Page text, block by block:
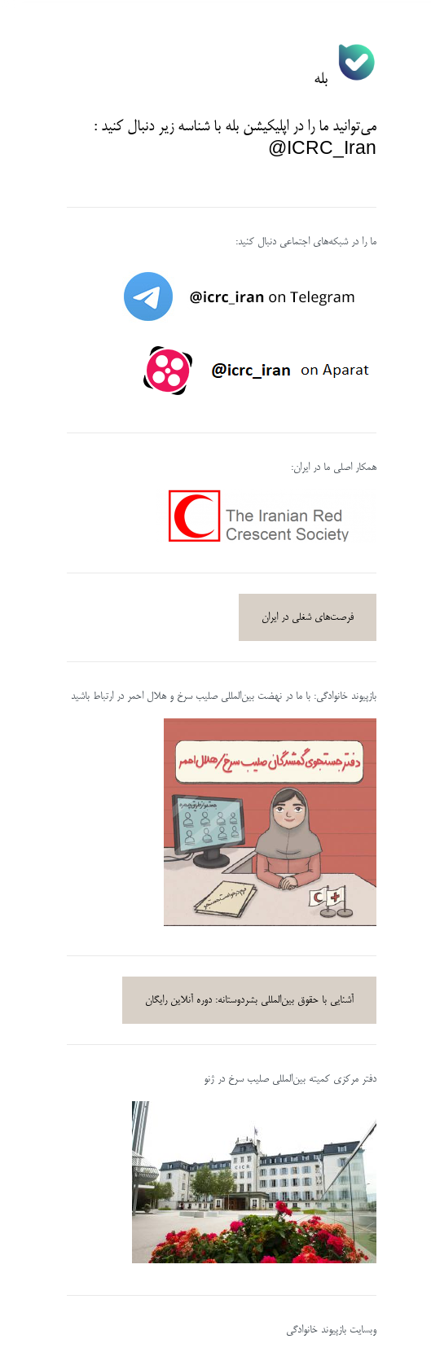
بله
می‌توانید ما را در اپلیکیشن بله با شناسه زیردنبال کنید :
ICRC_Iran@
ما را در شبکه‌های اجتماعی دنبال کنید:
همکار اصلی ما در ایران:
فرصت‌های شغلی در ایران
بازپیوند خانوادگی: با ما در نهضت بین‌المللی صلیب سرخ و هلال احمر در ارتباط باشید
آشنایی با حقوق بین‌المللی بشردوستانه: دوره آنلاین رایگان
دفتر مرکزی کمیته بین‌المللی صلیب سرخ در ژنو
وبسایت بازپیوند خانوادگی